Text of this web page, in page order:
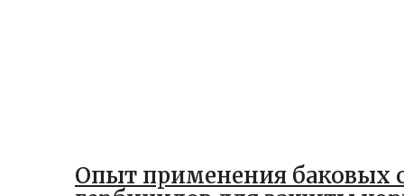
Опыт применения баковых